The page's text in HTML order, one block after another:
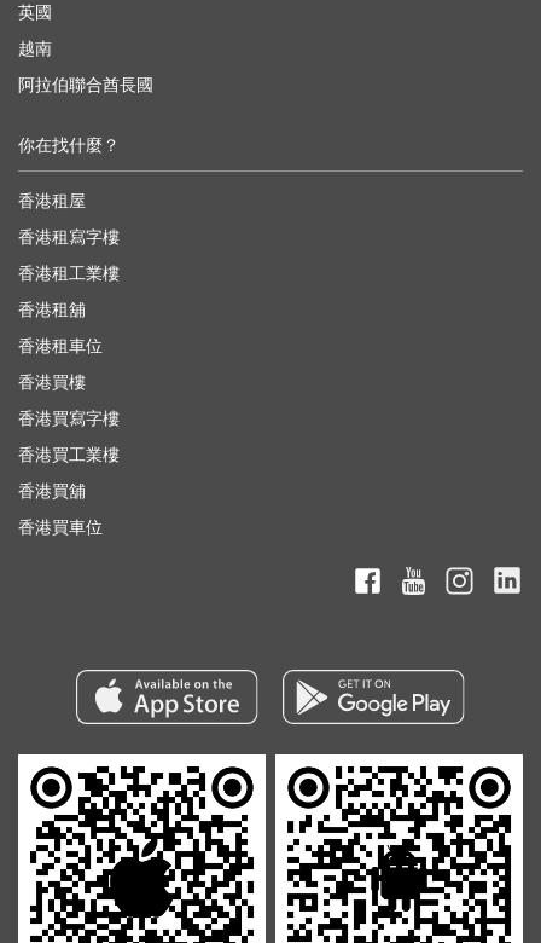
英國
越南
阿拉伯聯合酋長國
你在找什麼？
香港租屋
香港租寫字樓
香港租工業樓
香港租舖
香港租車位
香港買樓
香港買寫字樓
香港買工業樓
香港買舖
香港買車位